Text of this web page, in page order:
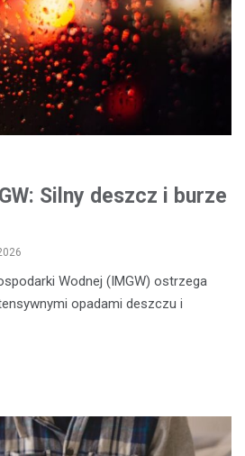
Silny deszcz i burze
Wodnej (IMGW) ostrzega
opadami deszczu i